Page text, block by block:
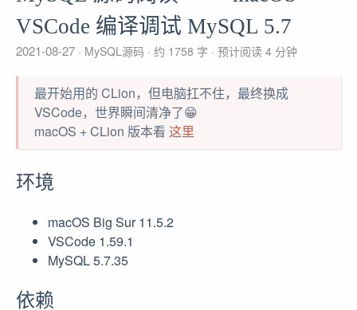
VSCode 编译调试 MySQL 5.7
2021-08-27 MySQL源码 约 1758 字 预计阅读 4 分钟
最开始用的 CLion，但电脑扛不住，最终换成
VSCode，世界瞬间清净了😁
macOS + CLion 版本看 这里
环境
macOS Big Sur 11.5.2
VSCode 1.59.1
MySQL 5.7.35
依赖